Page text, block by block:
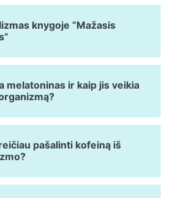
knygoje “Mažasis
melatoninas ir kaip jis veikia
pašalinti kofeiną iš